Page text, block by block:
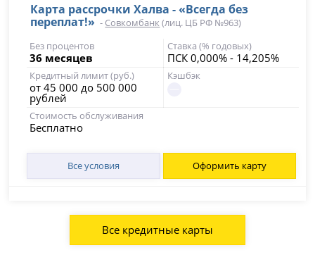
Карта рассрочки Халва - «Всегда без
переплат!» - Совкомбанк (лиц. ЦБ РФ №963)
Без процентов
36 месяцев
Ставка (% годовых)
ПСК 0,000% - 14,205%
Кредитный лимит (руб.)
от 45 000 до 500 000
рублей
Кэшбэк
Стоимость обслуживания
Бесплатно
Все условия Оформить карту
Все кредитные карты